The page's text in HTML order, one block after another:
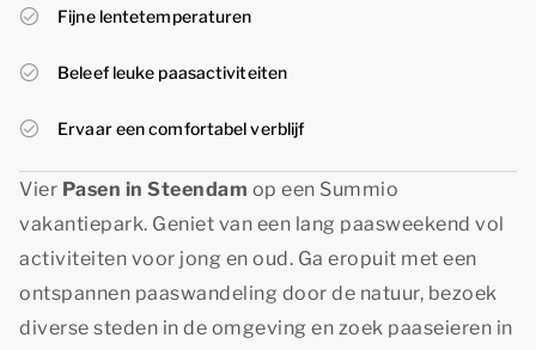
Fijne lentetemperaturen
Beleef leuke paasactiviteiten
Ervaar een comfortabel verblijf
Vier Pasen in Steendam op een Summio
vakantiepark. Geniet van een lang paasweekend vol
activiteiten voor jong en oud. Ga eropuit met een
ontspannen paaswandeling door de natuur, bezoek
diverse steden in de omgeving en zoek paaseieren in